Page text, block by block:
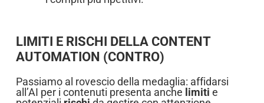
LIMITI E RISCHI DELLA CONTENT
AUTOMATION (CONTRO)
Passiamo al rovescio della medaglia: affidarsi
all’AI per i contenuti presenta anche limiti e